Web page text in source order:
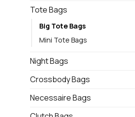
Tote Bags
Big Tote Bags
Mini Tote Bags
Night Bags
Crossbody Bags
Necessaire Bags